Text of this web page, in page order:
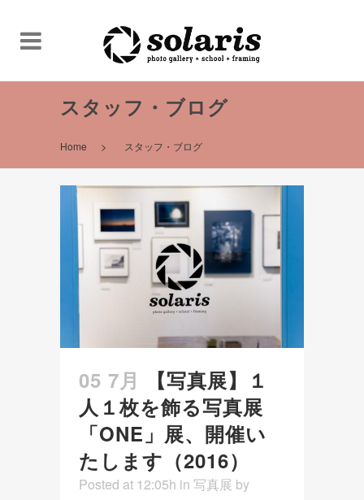
スタッフ・ブログ
Home > スタッフ・ブログ
05 7月
【写真展】１
人１枚を飾る写真展
「ONE」展、開催い
たします（2016）
Posted at 12:05h in 写真展 by